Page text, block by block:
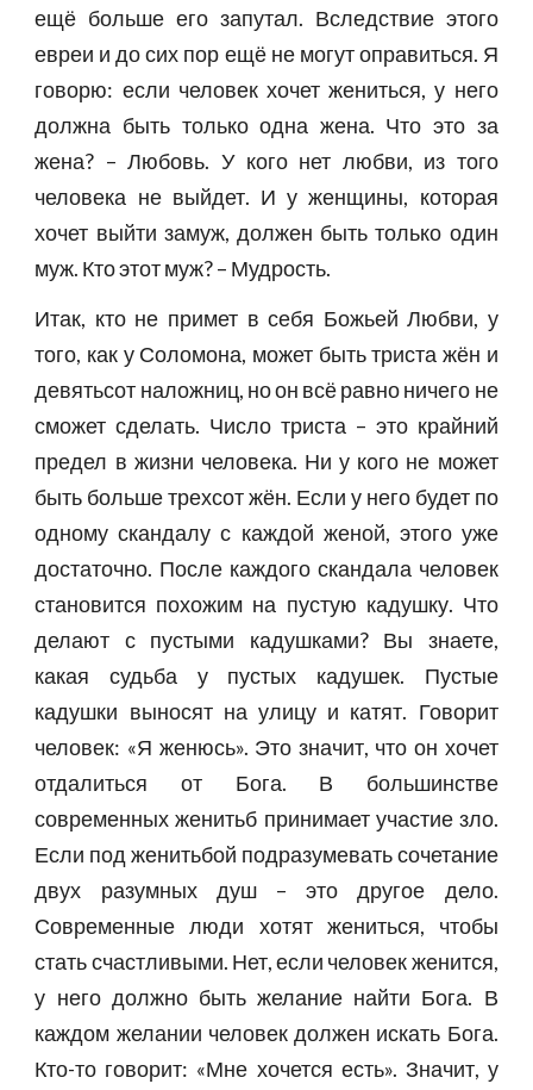
ещё больше его запутал. Вследствие этого
евреи и до сих пор ещё не могут оправиться. Я
говорю: если человек хочет жениться, у него
должна быть только одна жена. Что это за
жена? – Любовь. У кого нет любви, из того
человека не выйдет. И у женщины, которая
хочет выйти замуж, должен быть только один
муж. Кто этот муж? – Мудрость.
Итак, кто не примет в себя Божьей Любви, у
того, как у Соломона, может быть триста жён и
девятьсот наложниц, но он всё равно ничего не
сможет сделать. Число триста – это крайний
предел в жизни человека. Ни у кого не может
быть больше трехсот жён. Если у него будет по
одному скандалу с каждой женой, этого уже
достаточно. После каждого скандала человек
становится похожим на пустую кадушку. Что
делают с пустыми кадушками? Вы знаете,
какая судьба у пустых кадушек. Пустые
кадушки выносят на улицу и катят. Говорит
человек: «Я женюсь». Это значит, что он хочет
отдалиться от Бога. В большинстве
современных женитьб принимает участие зло.
Если под женитьбой подразумевать сочетание
двух разумных душ – это другое дело.
Современные люди хотят жениться, чтобы
стать счастливыми. Нет, если человек женится,
у него должно быть желание найти Бога. В
каждом желании человек должен искать Бога.
Кто-то говорит: «Мне хочется есть». Значит, у